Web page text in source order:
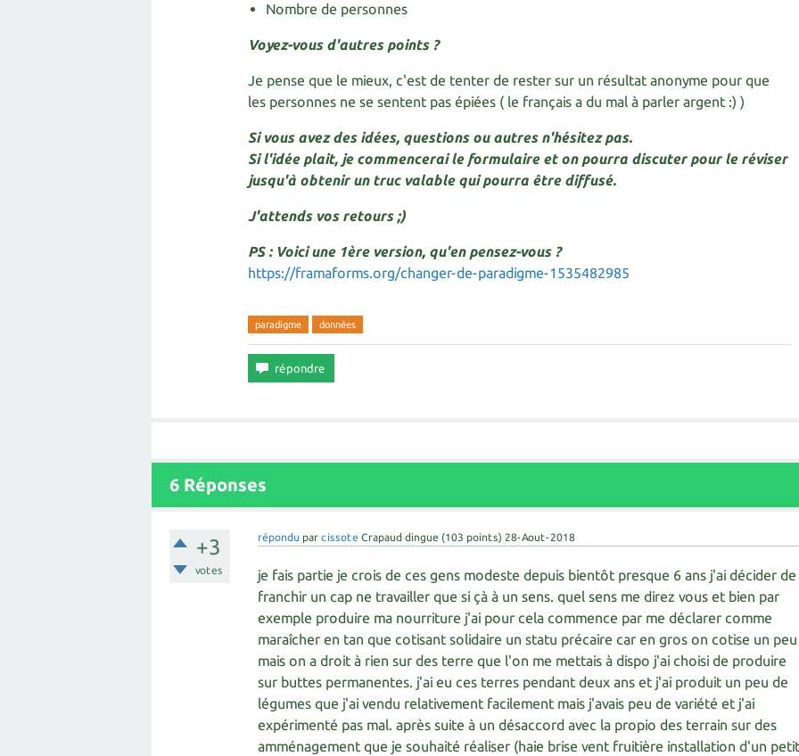
Nombre de personnes
Voyez-vous d'autres points ?
Je pense que le mieux, c'est de tenter de rester sur un résultat anonyme pour que
les personnes ne se sentent pas épiées ( le français a du mal à parler argent :) )
Si vous avez des idées, questions ou autres n'hésitez pas.
Si l'idée plait, je commencerai le formulaire et on pourra discuter pour le réviser
jusqu'à obtenir un truc valable qui pourra être diffusé.
J'attends vos retours ;)
PS : Voici une 1ère version, qu'en pensez-vous ?
https://framaforms.org/changer-de-paradigme-1535482985
paradigme données
6 Réponses
+3
votes
répondu parcissote Crapaud dingue (103 points) 28-Aout-2018
je fais partie je crois de ces gens modeste depuis bientôt presque 6 ans j'ai décider de
franchir un cap ne travailler que si çà à un sens. quel sens me direz vous et bien par
exemple produire ma nourriture j'ai pour cela commence par me déclarer comme
maraîcher en tan que cotisant solidaire un statu précaire car en gros on cotise un peu
mais on a droit à rien sur des terre que l'on me mettais à dispo j'ai choisi de produire
sur buttes permanentes. j'ai eu ces terres pendant deux ans et j'ai produit un peu de
légumes que j'ai vendu relativement facilement mais j'avais peu de variété et j'ai
expérimenté pas mal. après suite à un désaccord avec la propio des terrain sur des
amménagement que je souhaité réaliser (haie brise vent fruitière installation d'un petit